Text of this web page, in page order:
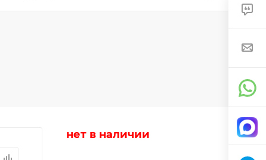
нет в наличии